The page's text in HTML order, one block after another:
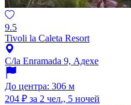
9.5
Tivoli la Caleta Resort
C/la Enramada 9, Адехе
До центра: 306 м
204 ₽ за 2 чел., 5 ночей